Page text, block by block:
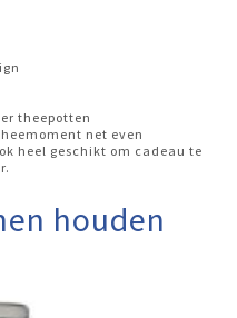
theepotten
net even
heel geschikt om cadeau te
houden